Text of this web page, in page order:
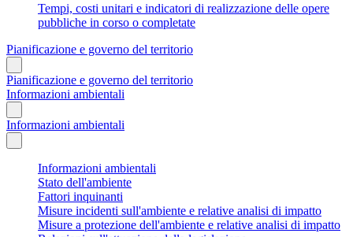
Tempi, costi unitari e indicatori di realizzazione delle opere
pubbliche in corso o completate
Pianificazione e governo del territorio
Pianificazione e governo del territorio
Informazioni ambientali
Informazioni ambientali
Informazioni ambientali
Stato dell'ambiente
Fattori inquinanti
Misure incidenti sull'ambiente e relative analisi di impatto
Misure a protezione dell'ambiente e relative analisi di impatto